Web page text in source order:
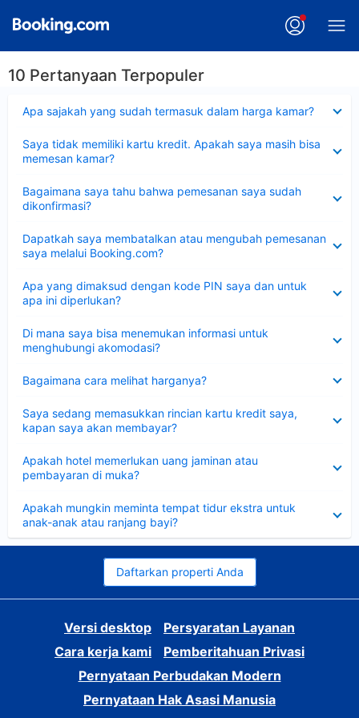
10 Pertanyaan Terpopuler
Apa sajakah yang sudah termasuk dalam harga kamar?
Saya tidak memiliki kartu kredit. Apakah saya masih bisa
memesan kamar?
Bagaimana saya tahu bahwa pemesanan saya sudah
dikonfirmasi?
Dapatkah saya membatalkan atau mengubah pemesanan
saya melalui Booking.com?
Apa yang dimaksud dengan kode PIN saya dan untuk
apa ini diperlukan?
Di mana saya bisa menemukan informasi untuk
menghubungi akomodasi?
Bagaimana cara melihat harganya?
Saya sedang memasukkan rincian kartu kredit saya,
kapan saya akan membayar?
Apakah hotel memerlukan uang jaminan atau
pembayaran di muka?
Apakah mungkin meminta tempat tidur ekstra untuk
anak-anak atau ranjang bayi?
Daftarkan properti Anda
Versi desktop
Persyaratan Layanan
Cara kerja kami
Pemberitahuan Privasi
Pernyataan Perbudakan Modern
Pernyataan Hak Asasi Manusia